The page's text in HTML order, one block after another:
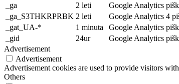
_ga
2 leti
Google Analytics
_ga_S3THKRPRBK 2 leti
Google Analytics 4
_gat_UA-*
1 minuta
Google Analytics
_gid
24ur
Google Analytics
Advertisement
Advertisement
Advertisement cookies are used to provide visitors
Others